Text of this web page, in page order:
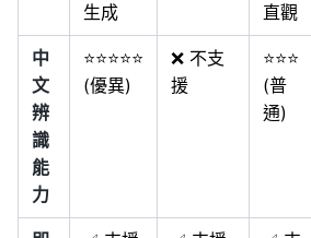
生成
直觀
中
文
辨
識
能
力
⭐⭐⭐⭐⭐
(優異)
❌ 不支
援
⭐⭐⭐
(普
通)